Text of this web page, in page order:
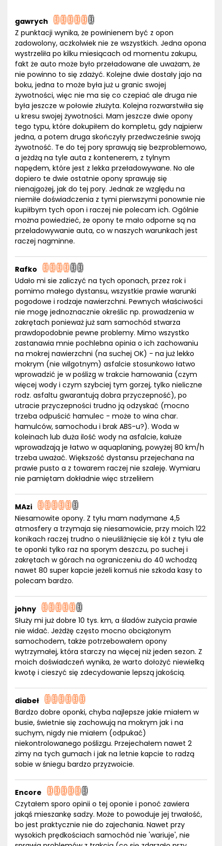
gawrych
Z punktacji wynika, że powinienem być z opon
zadowolony, aczkolwiek nie ze wszystkich. Jedna opona
wystrzeliła po kilku miesiącach od momentu zakupu,
fakt że auto może było przeładowane ale uważam, że
nie powinno to się zdażyć. Kolejne dwie dostały jajo na
boku, jedna to może była już u granic swojej
żywotności, więc nie ma się co czepiać ale druga nie
była jeszcze w połowie złużyta. Kolejna rozwarstwiła się
u kresu swojej żywotności. Mam jeszcze dwie opony
tego typu, które dokupiłem do kompletu, gdy najpierw
jedna, a potem druga skończyły przedwcześnie swoją
żywotność. Te do tej pory sprawują się bezproblemowo,
a jeżdżą na tyle auta z kontenerem, z tylnym
napędem, które jest z lekka przeładowywane. No ale
dopiero te dwie ostatnie opony sprawuję się
nienajgożej, jak do tej pory. Jednak ze względu na
niemiłe doświadczenia z tymi pierwszymi ponownie nie
kupiłbym tych opon i raczej nie polecam ich. Ogólnie
można powiedzieć, że opony te mało odporne są na
przeladowywanie auta, co w naszych warunkach jest
raczej nagminne.
Rafko
Udało mi sie zaliczyć na tych oponach, przez rok i
pomimo małego dystansu, wszystkie prawie warunki
pogodowe i rodzaje nawierzchni. Pewnych właściwości
nie mogę jednoznacznie określic np. prowadzenia w
zakrętach ponieważ już sam samochód stwarza
prawdopodobnie pewne problemy. Mimo wszystko
zastanawia mnie pochlebna opinia o ich zachowaniu
na mokrej nawierzchni (na suchej OK) - na już lekko
mokrym (nie wilgotnym) asfalcie stosunkowo łatwo
wprowadzić je w poślizg w trakcie hamowania (czym
więcej wody i czym szybciej tym gorzej, tylko nieliczne
rodz. asfaltu gwarantują dobra przyczepność), po
utracie przyczepności trudno ją odzyskać (mocno
trzeba odpuścić hamulec - może to wina char.
hamulców, samochodu i brak ABS-u?). Woda w
koleinach lub duża ilość wody na asfalcie, kałuże
wprowadzają je łatwo w aquaplaning, powyżej 80 km/h
trzeba uważać. Większość dystansu przejechana na
prawie pusto a z towarem raczej nie szaleję. Wymiaru
nie pamiętam dokładnie więc strzeliłem
MAzi
Niesamowite opony. Z tyłu mam nadymane 4,5
atmosfery a trzymaja się niesamowicie, przy moich 122
konikach raczej trudno o nieuśliźnięcie się kół z tyłu ale
te oponki tylko raz na sporym deszczu, po suchej i
zakrętach w górach na ograniczeniu do 40 wchodzą
nawet 80 super kapcie jeżeli komuś nie szkoda kasy to
polecam bardzo.
johny
Służy mi już dobre 10 tys. km, a śladów zużycia prawie
nie widać. Jeżdżę często mocno obciążonym
samochodem, także potrzebowałem opony
wytrzymałej, która starczy na więcej niż jeden sezon. Z
moich doświadczeń wynika, że warto dołożyć niewielką
kwotę i cieszyć się zdecydowanie lepszą jakością.
diabeł
Bardzo dobre oponki, chyba najlepsze jakie miałem w
busie, świetnie się zachowują na mokrym jak i na
suchym, nigdy nie miałem (odpukać)
niekontrolowanego poślizgu. Przejechałem nawet 2
zimy na tych gumach i jak na letnie kapcie to radzą
sobie w śniegu bardzo przyzwoicie.
Encore
Czytałem sporo opinii o tej oponie i ponoć zawiera
jakąś mieszankę sadzy. Może to powoduje jej trwałość,
bo jest praktycznie nie do zajechania. Nawet przy
wysokich prędkościach samochód nie 'wariuje', nie